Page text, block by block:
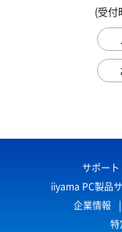
(受付
サポー
iiyama PC製品
企業情報
特